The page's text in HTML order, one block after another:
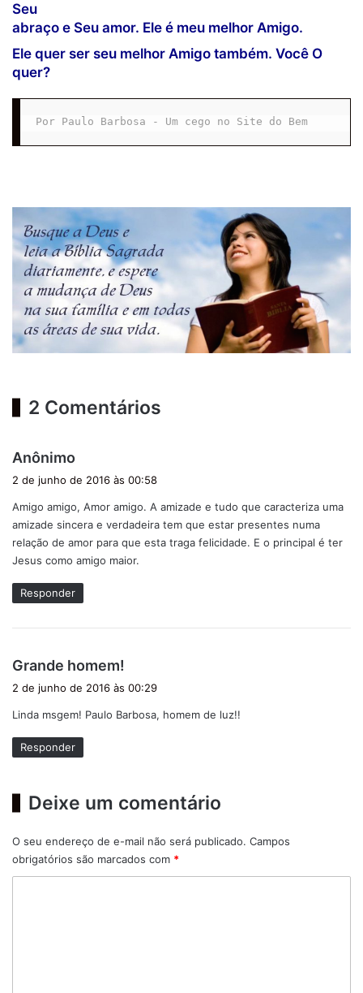
Seu
abraço e Seu amor. Ele é meu melhor Amigo.
Ele quer ser seu melhor Amigo também. Você O
quer?
Por Paulo Barbosa - Um cego no Site do Bem
2 Comentários
Anônimo
s
e
:
2 de junho de 2016 às 00:58
Amigo amigo, Amor amigo. A amizade e tudo que caracteriza uma
amizade sincera e verdadeira tem que estar presentes numa
relação de amor para que esta traga felicidade. E o principal é ter
Jesus como amigo maior.
Responder
Grande homem!
s
2 de junho de 2016 às 00:29
Linda msgem! Paulo Barbosa, homem de luz!!
Responder
Deixe um comentário
O seu endereço de e-mail não será publicado. Campos
obrigatórios são marcados com *